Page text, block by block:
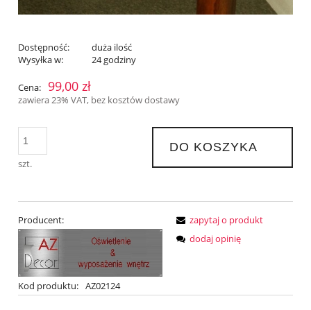
Dostępność:
duża ilość
Wysyłka w:
24 godziny
Cena: 99,00 zł
zawiera 23% VAT, bez kosztów dostawy
szt.
DO KOSZYKA
Producent:
Kod produktu: AZ02124
zapytaj o produkt
dodaj opinię